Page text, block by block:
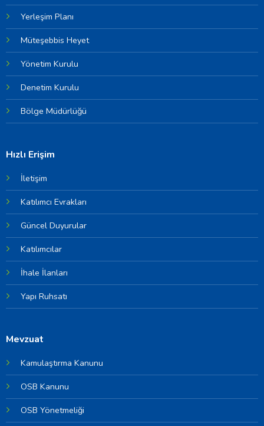
Yerleşim Planı
Müteşebbis Heyet
Yönetim Kurulu
Denetim Kurulu
Bölge Müdürlüğü
Hızlı Erişim
İletişim
Katılımcı Evrakları
Güncel Duyurular
Katılımcılar
İhale İlanları
Yapı Ruhsatı
Mevzuat
Kamulaştırma Kanunu
OSB Kanunu
OSB Yönetmeliği